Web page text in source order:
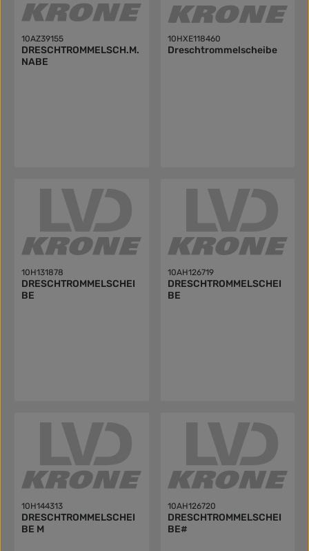
10AZ39155
DRESCHTROMMELSCH.M.
NABE
10HXE118460
Dreschtrommelscheibe
10H131878
DRESCHTROMMELSCHEI
BE
10AH126719
DRESCHTROMMELSCHEI
BE
10H144313
DRESCHTROMMELSCHEI
BE M
10AH126720
DRESCHTROMMELSCHEI
BE#